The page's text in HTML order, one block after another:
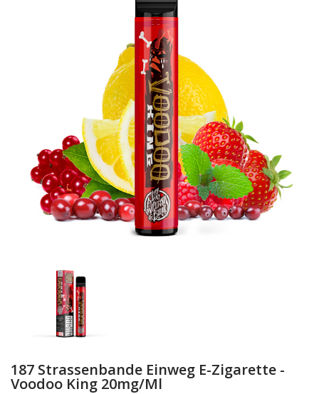
187 Strassenbande Einweg E-Zigarette -
Voodoo King 20mg/ml